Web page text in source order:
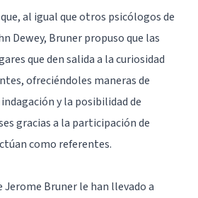
al igual que otros psicólogos de
Dewey, Bruner propuso que las
que den salida a la curiosidad
ofreciéndoles maneras de
y la posibilidad de
gracias a la participación de
como referentes.
Jerome Bruner le han llevado a